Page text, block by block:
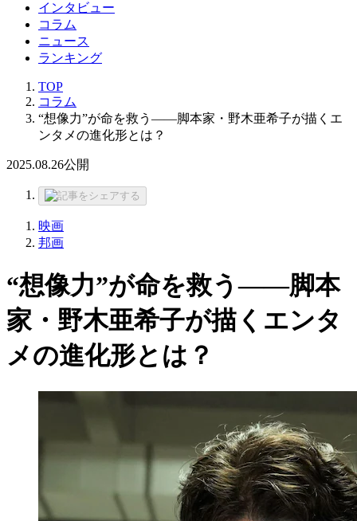
インタビュー
コラム
ニュース
ランキング
TOP
コラム
“想像力”が命を救う――脚本家・野木亜希子が描くエ
ンタメの進化形とは？
2025.08.26公開
映画
邦画
“想像力”が命を救う――脚本
家・野木亜希子が描くエンタ
メの進化形とは？